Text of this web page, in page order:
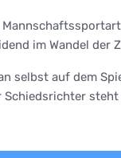
im Wandel der
auf dem